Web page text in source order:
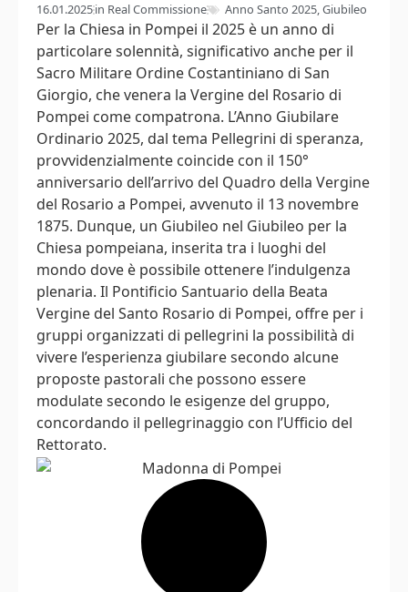
16.01.2025in Real Commissione Anno Santo 2025,Giubileo
Per la Chiesa in Pompei il 2025 è un anno di
particolare solennità, significativo anche per il
Sacro Militare Ordine Costantiniano di San
Giorgio, che venera la Vergine del Rosario di
Pompei come compatrona. L’Anno Giubilare
Ordinario 2025, dal tema Pellegrini di speranza,
provvidenzialmente coincide con il 150°
anniversario dell’arrivo del Quadro della Vergine
del Rosario a Pompei, avvenuto il 13 novembre
1875. Dunque, un Giubileo nel Giubileo per la
Chiesa pompeiana, inserita tra i luoghi del
mondo dove è possibile ottenere l’indulgenza
plenaria. Il Pontificio Santuario della Beata
Vergine del Santo Rosario di Pompei, offre per i
gruppi organizzati di pellegrini la possibilità di
vivere l’esperienza giubilare secondo alcune
proposte pastorali che possono essere
modulate secondo le esigenze del gruppo,
concordando il pellegrinaggio con l’Ufficio del
Rettorato.